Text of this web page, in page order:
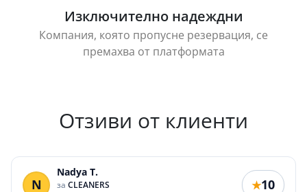
Изключително надеждни
Компания, която пропусне резервация, се
премахва от платформата
Отзиви от клиенти
N
Nadya T.
за CLEANERS
★10